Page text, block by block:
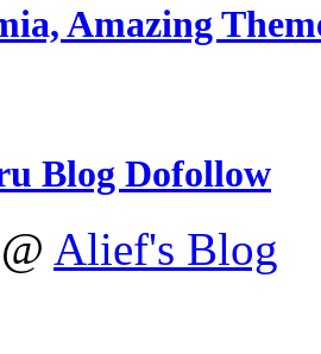
Amazing
Blog Dofollow
Alief's Blog